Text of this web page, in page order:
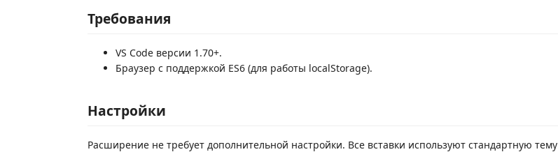
Требования
VS Code версии 1.70+.
Браузер с поддержкой ES6 (для работы localStorage).
Настройки
Расширение не требует дополнительной настройки. Все вставки используют стандартную тему